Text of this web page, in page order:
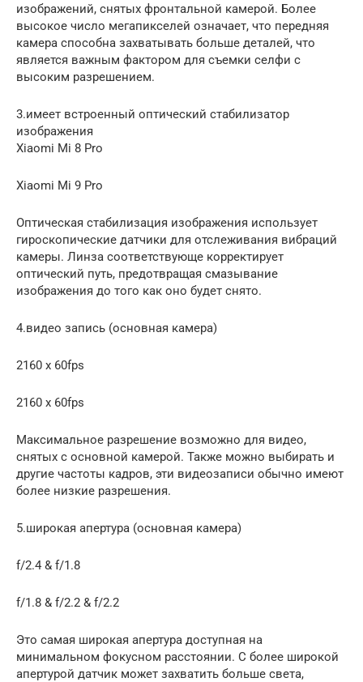
изображений, снятых фронтальной камерой. Более
высокое число мегапикселей означает, что передняя
камера способна захватывать больше деталей, что
является важным фактором для съемки селфи с
высоким разрешением.
3.имеет встроенный оптический стабилизатор
изображения
Xiaomi Mi 8 Pro
Xiaomi Mi 9 Pro
Оптическая стабилизация изображения использует
гироскопические датчики для отслеживания вибраций
камеры. Линза соответствующе корректирует
оптический путь, предотвращая смазывание
изображения до того как оно будет снято.
4.видео запись (основная камера)
2160 x 60fps
2160 x 60fps
Максимальное разрешение возможно для видео,
снятых с основной камерой. Также можно выбирать и
другие частоты кадров, эти видеозаписи обычно имеют
более низкие разрешения.
5.широкая апертура (основная камера)
f/2.4 & f/1.8
f/1.8 & f/2.2 & f/2.2
Это самая широкая апертура доступная на
минимальном фокусном расстоянии. С более широкой
апертурой датчик может захватить больше света,